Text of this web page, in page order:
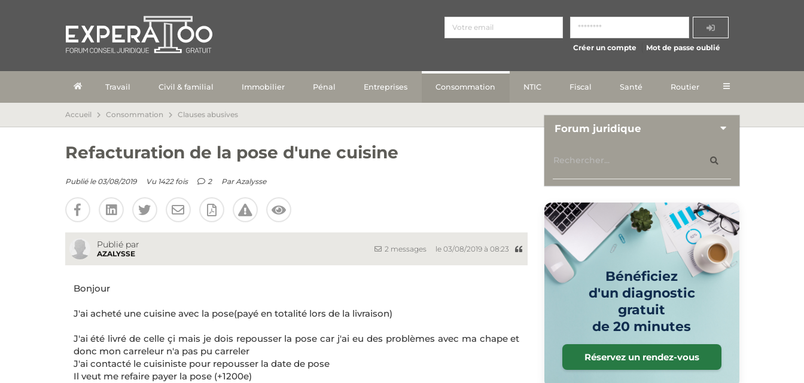
Créer un compte Mot de passe oublié
Travail Civil & familial Immobilier Pénal Entreprises Consommation NTIC Fiscal Santé Routier
Accueil Consommation Clauses abusives
Refacturation de la pose d'une cuisine
Publié le 03/08/2019 Vu 1422 fois 2 ParAzalysse
Publié par
AZALYSSE
2 messages le 03/08/2019 à 08:23
Bonjour
J'ai acheté une cuisine avec la pose(payé en totalité lors de la livraison)
J'ai été livré de celle çi mais je dois repousser la pose car j'ai eu des problèmes avec ma chape et
donc mon carreleur n'a pas pu carreler
J'ai contacté le cuisiniste pour repousser la date de pose
Il veut me refaire payer la pose (+1200e)
Forum juridique
Bénéficiez
d'un diagnostic
gratuit
de 20 minutes
Réservez un rendez-vous